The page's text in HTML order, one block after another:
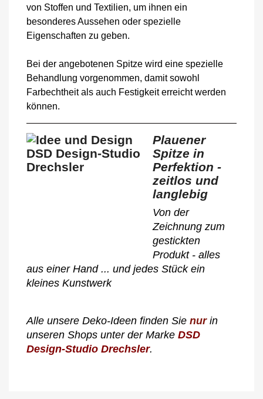
von Stoffen und Textilien, um ihnen ein
besonderes Aussehen oder spezielle
Eigenschaften zu geben.
Bei der angebotenen Spitze wird eine spezielle
Behandlung vorgenommen, damit sowohl
Farbechtheit als auch Festigkeit erreicht werden
können.
Plauener
Spitze in
Perfektion -
zeitlos und
langlebig
Von der
Zeichnung zum
gestickten
Produkt - alles
aus einer Hand ... und jedes Stück ein
kleines Kunstwerk
Alle unsere Deko-Ideen finden Sie nurin
unseren Shops unter der Marke DSD
Design-Studio Drechsler.